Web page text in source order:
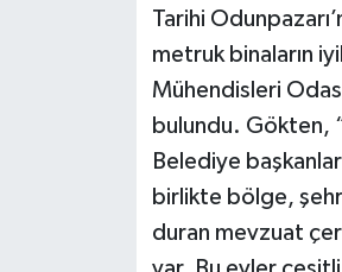
Tarihi
metruk binaların
Mühendisleri
bulundu. Gökten,
Belediye
birlikte bölge,
duran mevzuat